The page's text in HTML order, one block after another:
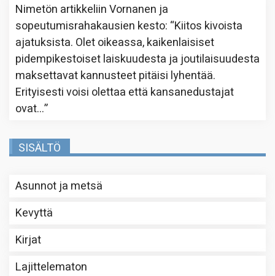
Nimetön artikkeliinVornanen ja
sopeutumisrahakausien kesto: “Kiitos kivoista
ajatuksista. Olet oikeassa, kaikenlaisiset
pidempikestoiset laiskuudesta ja joutilaisuudesta
maksettavat kannusteet pitäisi lyhentää.
Erityisesti voisi olettaa että kansanedustajat
ovat…”
SISÄLTÖ
Asunnot ja metsä
Kevyttä
Kirjat
Lajittelematon